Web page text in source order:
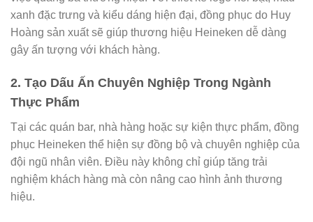
xanh đặc trưng và kiểu dáng hiện đại, đồng phục do Huy
Hoàng sản xuất sẽ giúp thương hiệu Heineken dễ dàng
gây ấn tượng với khách hàng.
2. Tạo Dấu Ấn Chuyên Nghiệp Trong Ngành
Thực Phẩm
Tại các quán bar, nhà hàng hoặc sự kiện thực phẩm, đồng
phục Heineken thể hiện sự đồng bộ và chuyên nghiệp của
đội ngũ nhân viên. Điều này không chỉ giúp tăng trải
nghiệm khách hàng mà còn nâng cao hình ảnh thương
hiệu.